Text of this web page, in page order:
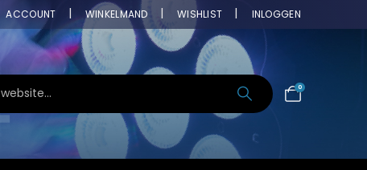
ACCOUNT WINKELMAND WISHLIST INLOGGEN
0